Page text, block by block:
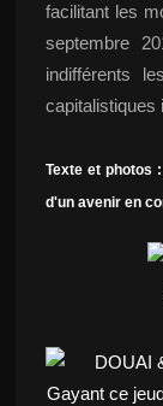
facilitant les
septembre
indifférents
capitalistiques
Texte et photos
d'un avenir en